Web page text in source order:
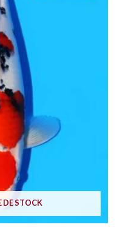
DE STOCK